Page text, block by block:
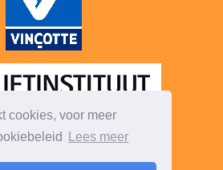
cookies, voor meer
Lees meer